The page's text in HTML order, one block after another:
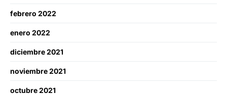
febrero 2022
enero 2022
diciembre 2021
noviembre 2021
octubre 2021